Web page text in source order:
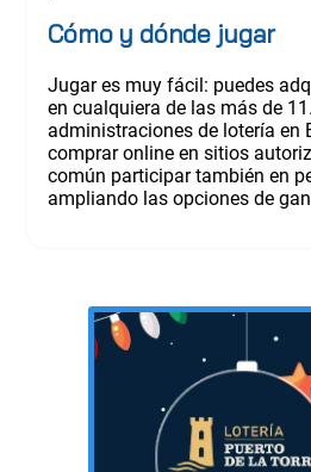
Cómo y dónde jugar
Jugar es muy fácil: puedes
en cualquiera de las más de
administraciones de lotería en
comprar online en sitios
común participar también en
ampliando las opciones de